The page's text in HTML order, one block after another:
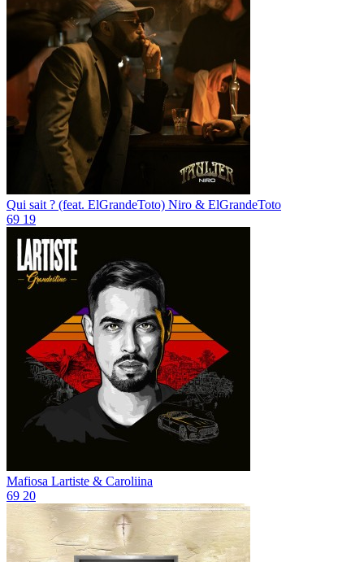
Qui sait ? (feat. ElGrandeToto) Niro & ElGrandeToto
69 19
Mafiosa Lartiste & Caroliina
69 20